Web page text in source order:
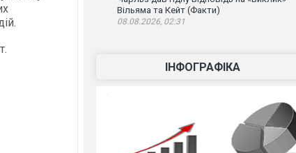
Вільяма та Кейт (Факти)
08.08.2026, 02:31
ІНФОГРАФІКА